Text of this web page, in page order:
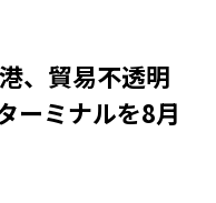
、貿易不透明
ーミナルを8月